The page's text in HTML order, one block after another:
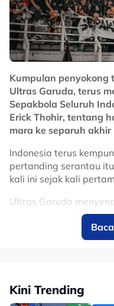
Shot by: Fauzi
Safri#FMTSports
pic.twitter.com/
— Free Malaysia
August 8, 2026
Related Topics
#Chelsea #bola sepak
Kumpulan penyokong
Ultras Garuda, terus
Sepakbola Seluruh
Erick Thohir, tentang
mara ke separuh
Indonesia terus
pertanding serantau
kali ini sejak kali
Ultras Garuda
yang gagal termasuk
Kini Trending